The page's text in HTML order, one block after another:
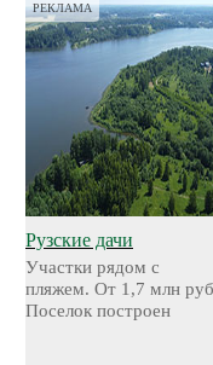
РЕКЛАМА
Рузские дачи
Участки рядом с
пляжем. От 1,7 млн
Поселок построен